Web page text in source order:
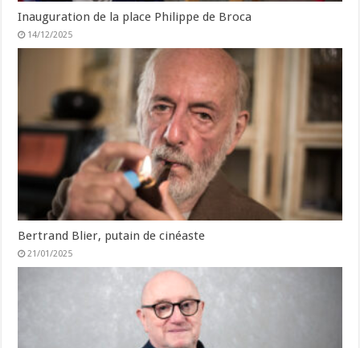
Inauguration de la place Philippe de Broca
14/12/2025
Bertrand Blier, putain de cinéaste
21/01/2025